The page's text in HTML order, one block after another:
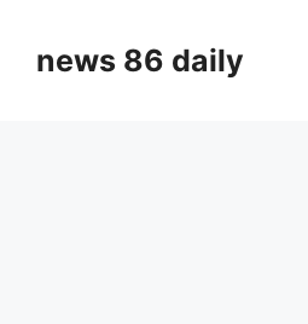
contentnews 86 daily